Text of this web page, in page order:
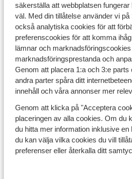
säkerställa att webbplatsen
väl. Med din tillåtelse använder vi
också analytiska cookies för att
preferenscookies för att komma
lämnar och
marknadsföringsprestanda och
Genom att placera 1:a och 3:e
andra parter spåra ditt
innehåll och våra annonser mer
Genom att klicka på "Acceptera
placeringen av alla cookies. Om du
du hitta mer information inklusive
du kan välja vilka cookies du vill
preferenser eller återkalla ditt
För
Hotell
Privat